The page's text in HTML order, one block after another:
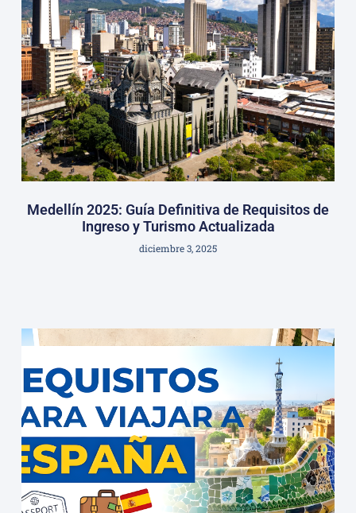
Medellín 2025: Guía Definitiva de Requisitos de
Ingreso y Turismo Actualizada
diciembre 3, 2025